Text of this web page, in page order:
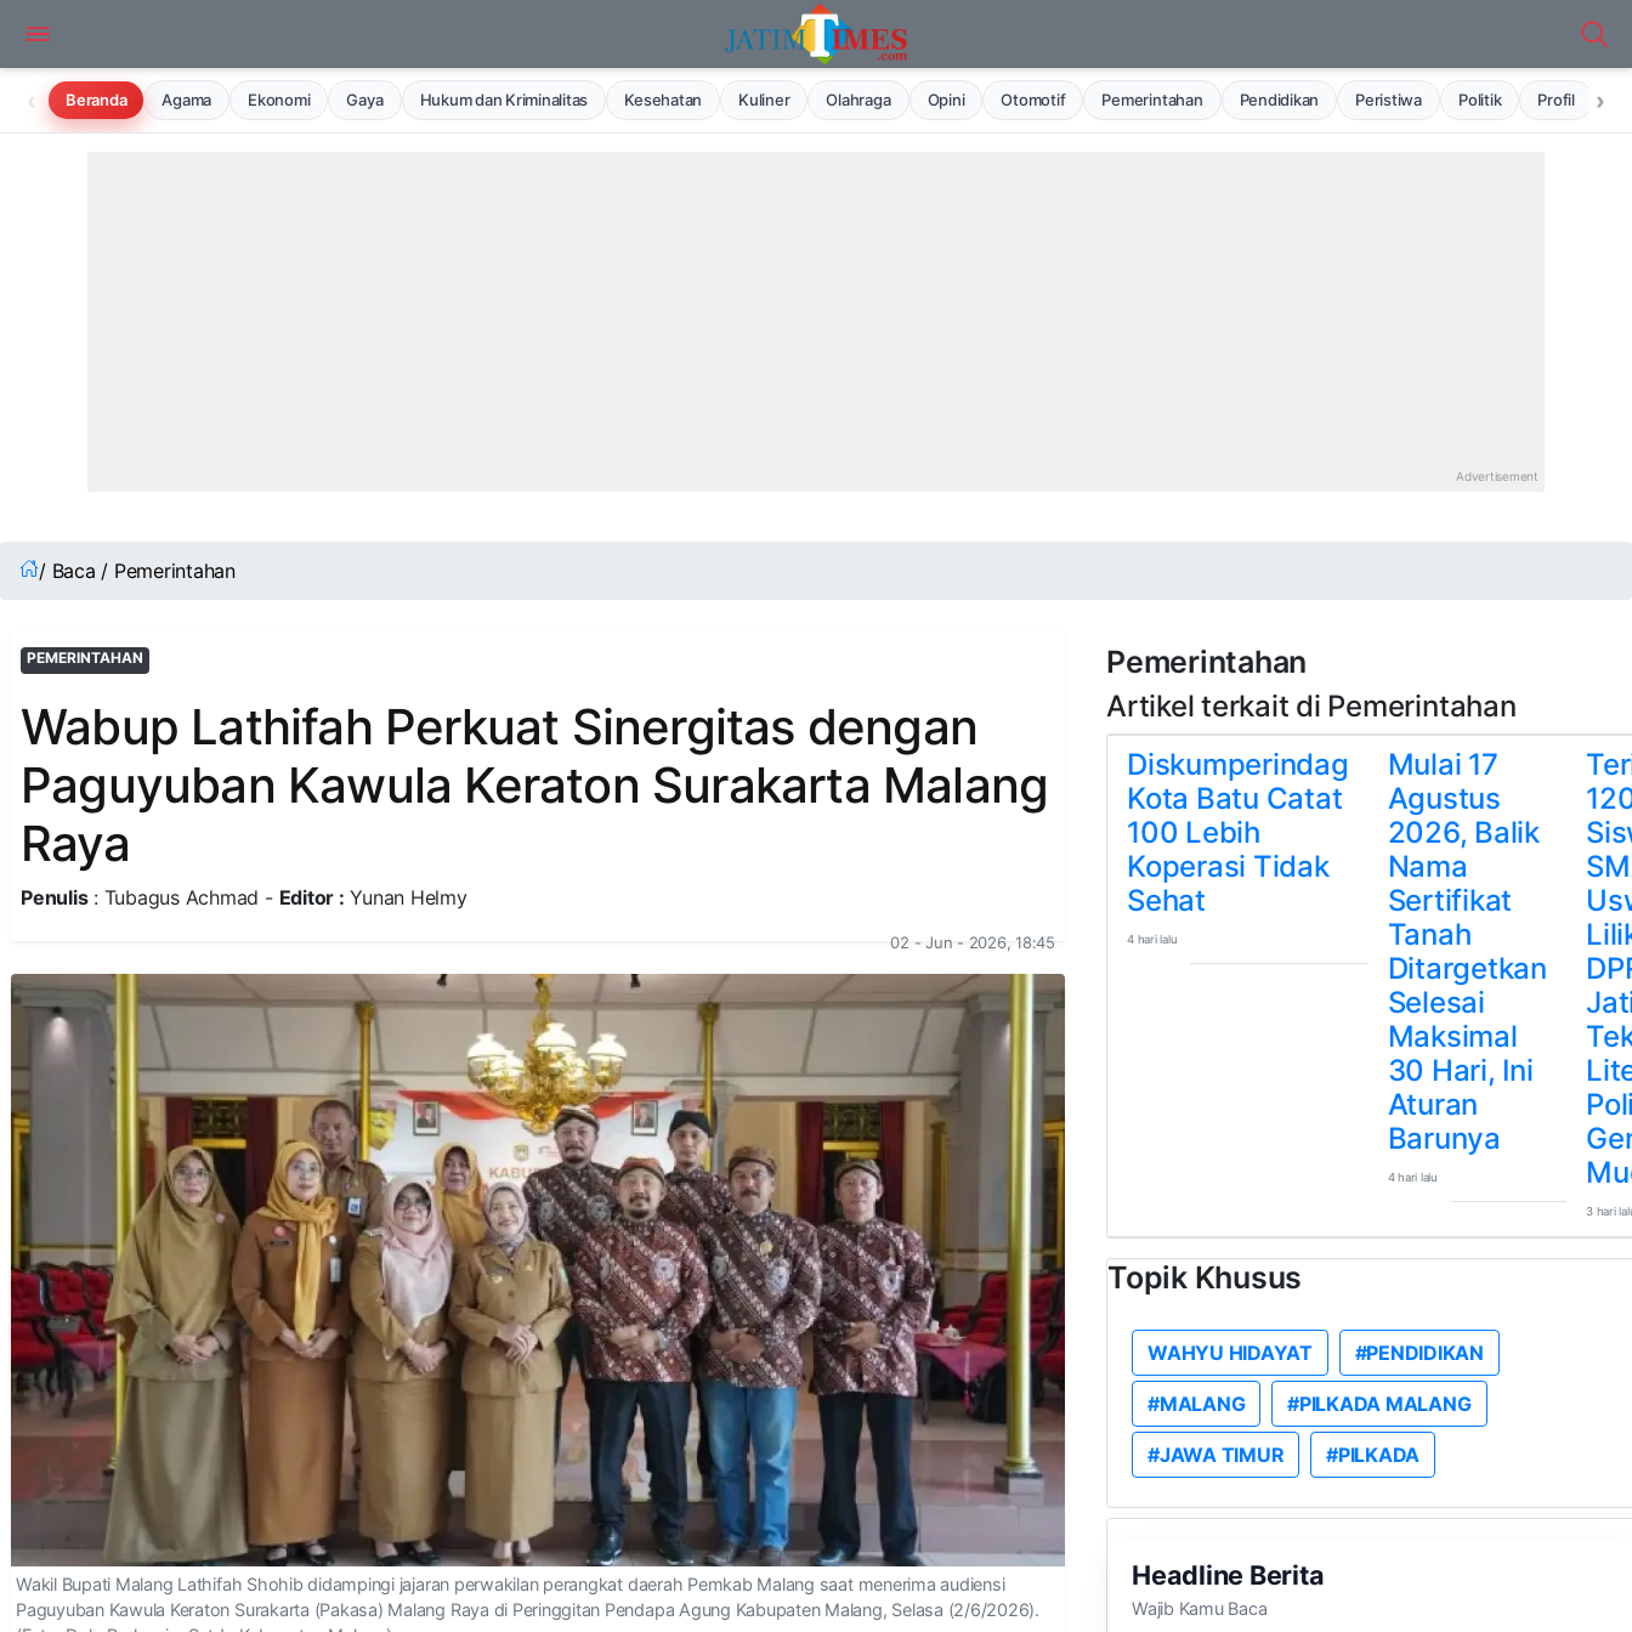
‹ Beranda Agama Ekonomi Gaya Hukum dan Kriminalitas Kesehatan Kuliner Olahraga Opini Otomotif Pemerintahan Pendidikan Peristiwa Politik Profil ›
/ Baca / Pemerintahan
PEMERINTAHAN
Wabup Lathifah Perkuat Sinergitas dengan
Paguyuban Kawula Keraton Surakarta Malang
Raya
Penulis: Tubagus Achmad - Editor : Yunan Helmy
02 - Jun - 2026, 18:45
Wakil Bupati Malang Lathifah Shohib didampingi jajaran perwakilan perangkat daerah Pemkab Malang saat menerima audiensi
Paguyuban Kawula Keraton Surakarta (Pakasa) Malang Raya di Peringgitan Pendapa Agung Kabupaten Malang, Selasa (2/6/2026).
Pemerintahan
Artikel terkait di Pemerintahan
Diskumperindag
Kota Batu Catat
100 Lebih
Koperasi Tidak
Sehat
4 hari lalu
Mulai 17
Agustus
2026, Balik
Nama
Sertifikat
Tanah
Ditargetkan
Selesai
Maksimal
30 Hari, Ini
Aturan
Barunya
4 hari lalu
3 hari
Topik Khusus
WAHYU HIDAYAT #PENDIDIKAN
#MALANG #PILKADA MALANG
#JAWA TIMUR #PILKADA
Headline Berita
Wajib Kamu Baca